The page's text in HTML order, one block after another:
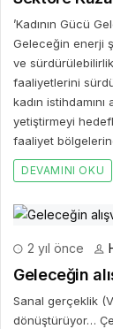
’Kadının Gücü
Geleceğin enerji
ve
faaliyetlerini
kadın
yetiştirmeyi
faaliyet
DEVAMINI OKU
2 yıl önce
Geleceğin
Sanal gerçeklik
dönüştürüyor…